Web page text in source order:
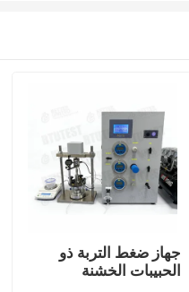
جهاز ضغط التربة ذو
الحبيبات الخشنة